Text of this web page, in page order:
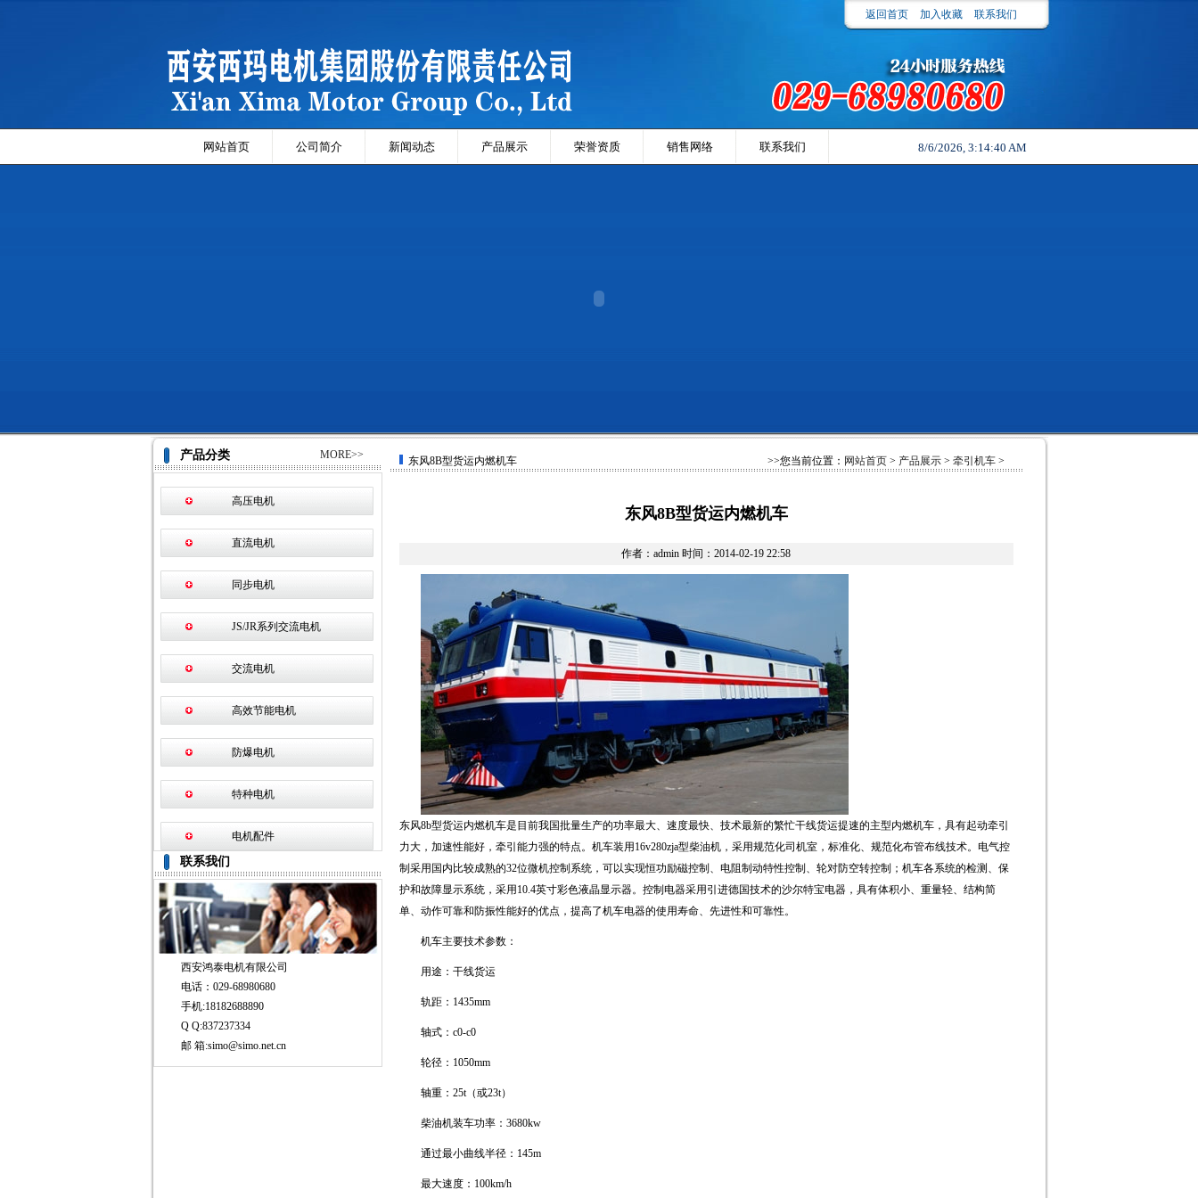
返回首页 加入收藏 联系我们
网站首页 公司简介 新闻动态 产品展示 荣誉资质 销售网络 联系我们 8/6/2026, 3:14:40 AM
产品分类 MORE>>
高压电机
直流电机
同步电机
JS/JR系列交流电机
交流电机
高效节能电机
防爆电机
特种电机
电机配件
联系我们
西安鸿泰电机有限公司
电话：029-68980680
手机:18182688890
Q Q:837237334
邮 箱:simo@simo.net.cn
东风8B型货运内燃机车 >>您当前位置： 网站首页> 产品展示> 牵引机车>
东风8B型货运内燃机车
作者：admin 时间：2014-02-19 22:58
东风8b型货运内燃机车是目前我国批量生产的功率最大、速度最快、技术最新的繁忙干线货运提速的主型内燃机车，具有起动牵引
力大，加速性能好，牵引能力强的特点。机车装用16v280zja型柴油机，采用规范化司机室，标准化、规范化布管布线技术。电气控
制采用国内比较成熟的32位微机控制系统，可以实现恒功励磁控制、电阻制动特性控制、轮对防空转控制；机车各系统的检测、保
护和故障显示系统，采用10.4英寸彩色液晶显示器。控制电器采用引进德国技术的沙尔特宝电器，具有体积小、重量轻、结构简
单、动作可靠和防振性能好的优点，提高了机车电器的使用寿命、先进性和可靠性。
机车主要技术参数：
用途：干线货运
轨距：1435mm
轴式：c0-c0
轮径：1050mm
轴重：25t（或23t）
柴油机装车功率：3680kw
通过最小曲线半径：145m
最大速度：100km/h